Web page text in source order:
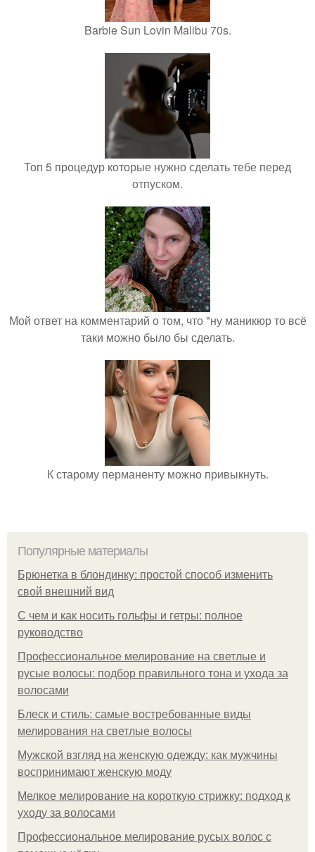
Barbie Sun Lovin Malibu 70s.
Топ 5 процедур которые нужно сделать тебе перед
отпуском.
Мой ответ на комментарий о том, что "ну маникюр то всё
таки можно было бы сделать.
К старому перманенту можно привыкнуть.
Популярные материалы
Брюнетка в блондинку: простой способ изменить
свой внешний вид
С чем и как носить гольфы и гетры: полное
руководство
Профессиональное мелирование на светлые и
русые волосы: подбор правильного тона и ухода за
волосами
Блеск и стиль: самые востребованные виды
мелирования на светлые волосы
Мужской взгляд на женскую одежду: как мужчины
воспринимают женскую моду
Мелкое мелирование на короткую стрижку: подход к
уходу за волосами
Профессиональное мелирование русых волос с